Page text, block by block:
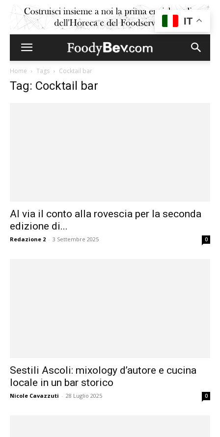
Home Tags Cocktail bar
Tag: Cocktail bar
Al via il conto alla rovescia per la seconda
edizione di...
Redazione 2 - 3 Settembre 2025 0
Sestili Ascoli: mixology d’autore e cucina
locale in un bar storico
Nicole Cavazzuti - 28 Luglio 2025 0
IT